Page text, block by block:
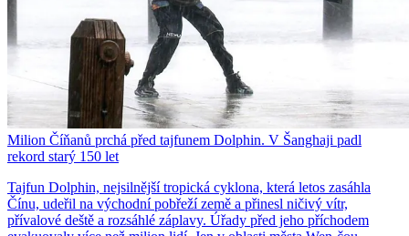
Milion Číňanů prchá před tajfunem Dolphin. V Šanghaji padl
rekord starý 150 let
Tajfun Dolphin, nejsilnější tropická cyklona, která letos zasáhla
Čínu, udeřil na východní pobřeží země a přinesl ničivý vítr,
přívalové deště a rozsáhlé záplavy. Úřady před jeho příchodem